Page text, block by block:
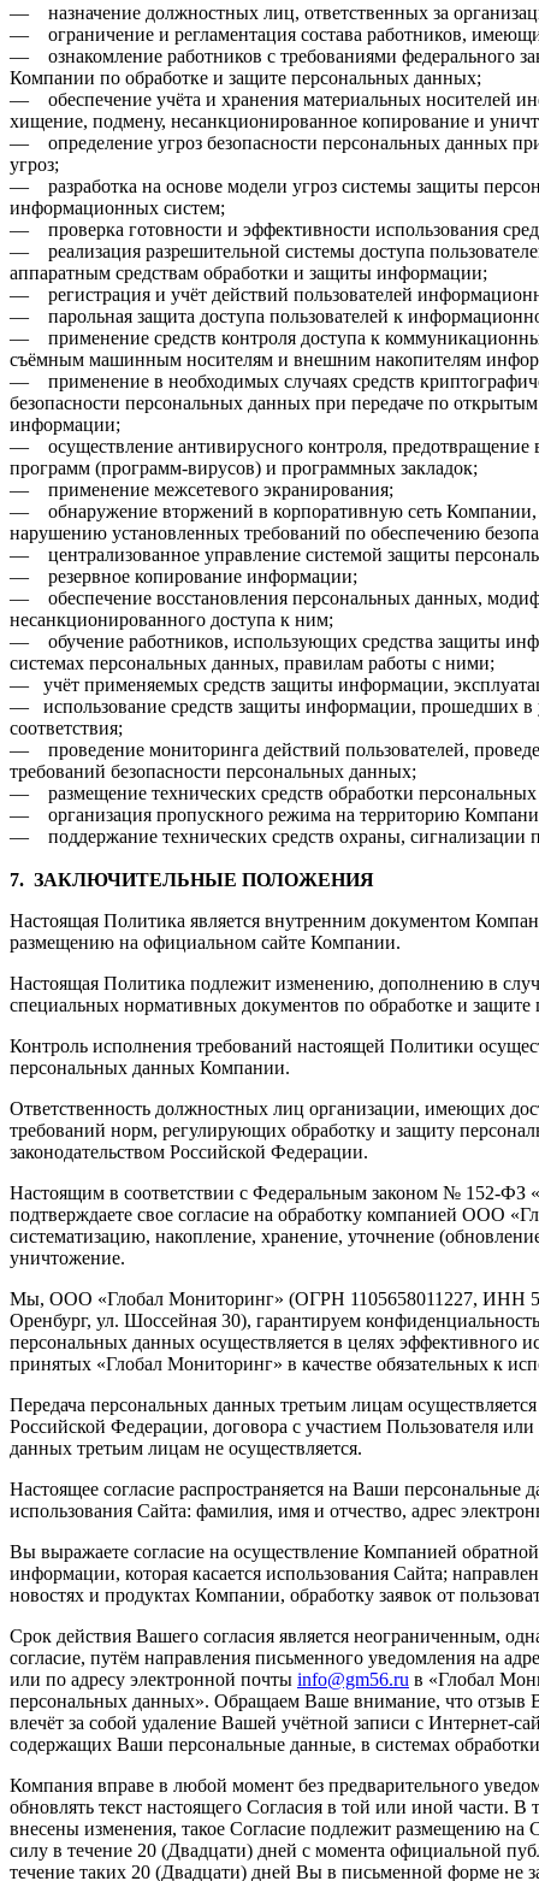
— назначение должностных лиц, ответственных за
— ограничение и регламентация состава работников,
— ознакомление работников с требованиями федерального
Компании по обработке и защите персональных данных;
— обеспечение учёта и хранения материальных носителей
хищение, подмену, несанкционированное копирование и
— определение угроз безопасности персональных данных
угроз;
— разработка на основе модели угроз системы защиты
информационных систем;
— проверка готовности и эффективности использования
— реализация разрешительной системы доступа
аппаратным средствам обработки и защиты информации;
— регистрация и учёт действий пользователей
— парольная защита доступа пользователей к
— применение средств контроля доступа к
съёмным машинным носителям и внешним накопителям
— применение в необходимых случаях средств
безопасности персональных данных при передаче по
информации;
— осуществление антивирусного контроля, предотвращение
программ (программ-вирусов) и программных закладок;
— применение межсетевого экранирования;
— обнаружение вторжений в корпоративную сеть
нарушению установленных требований по обеспечению
— централизованное управление системой защиты
— резервное копирование информации;
— обеспечение восстановления персональных данных,
несанкционированного доступа к ним;
— обучение работников, использующих средства защиты
системах персональных данных, правилам работы с ними;
— учёт применяемых средств защиты информации,
— использование средств защиты информации, прошедших в
соответствия;
— проведение мониторинга действий пользователей,
требований безопасности персональных данных;
— размещение технических средств обработки
— организация пропускного режима на территорию
— поддержание технических средств охраны, сигнализации
7. ЗАКЛЮЧИТЕЛЬНЫЕ ПОЛОЖЕНИЯ
Настоящая Политика является внутренним документом
размещению на официальном сайте Компании.
Настоящая Политика подлежит изменению, дополнению в
специальных нормативных документов по обработке и
Контроль исполнения требований настоящей Политики
персональных данных Компании.
Ответственность должностных лиц организации, имеющих
требований норм, регулирующих обработку и защиту
законодательством Российской Федерации.
Настоящим в соответствии с Федеральным законом № 152-ФЗ
подтверждаете свое согласие на обработку компанией ООО
систематизацию, накопление, хранение, уточнение
уничтожение.
Мы, ООО «Глобал Мониторинг» (ОГРН 1105658011227, ИНН
Оренбург, ул. Шоссейная 30), гарантируем
персональных данных осуществляется в целях эффективного
принятых «Глобал Мониторинг» в качестве обязательных к
Передача персональных данных третьим лицам
Российской Федерации, договора с участием Пользователя
данных третьим лицам не осуществляется.
Настоящее согласие распространяется на Ваши персональные
использования Сайта: фамилия, имя и отчество, адрес
Вы выражаете согласие на осуществление Компанией
информации, которая касается использования Сайта;
новостях и продуктах Компании, обработку заявок от
Срок действия Вашего согласия является неограниченным,
согласие, путём направления письменного уведомления на
или по адресу электронной почты info@gm56.ru в «Глобал
персональных данных». Обращаем Ваше внимание, что отзыв
влечёт за собой удаление Вашей учётной записи с Интернет-
содержащих Ваши персональные данные, в системах
Компания вправе в любой момент без предварительного
обновлять текст настоящего Согласия в той или иной части. В
внесены изменения, такое Согласие подлежит размещению на
силу в течение 20 (Двадцати) дней с момента официальной
течение таких 20 (Двадцати) дней Вы в письменной форме не